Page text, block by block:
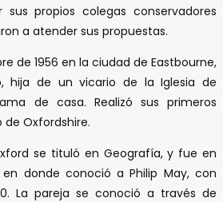
propios colegas conservadores
a atender sus propuestas.
de 1956 en la ciudad de Eastbourne,
hija de un vicario de la Iglesia de
de casa. Realizó sus primeros
Oxfordshire.
se tituló en Geografía, y fue en
donde conoció a Philip May, con
La pareja se conoció a través de